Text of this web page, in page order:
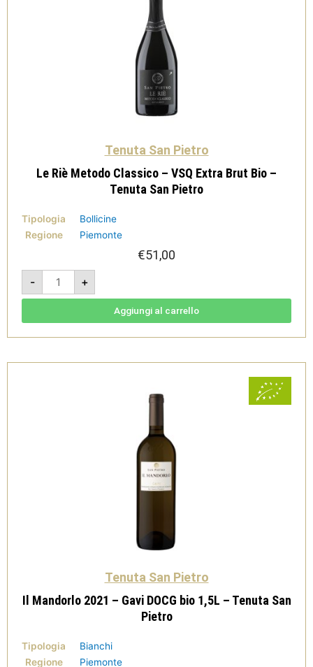
Tenuta San Pietro
Le Riè Metodo Classico – VSQ Extra Brut Bio –
Tenuta San Pietro
Tipologia
Bollicine
Regione
Piemonte
€51,00
-
Le
Metodo
Classico
Brut
Tenuta
+
Aggiungi al carrello
Tenuta San Pietro
Il Mandorlo 2021 – Gavi DOCG bio 1,5L – Tenuta San
Pietro
Tipologia
Bianchi
Regione
Piemonte